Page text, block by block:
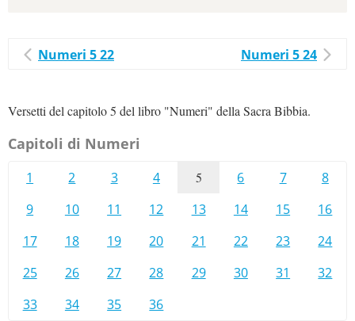
Numeri 5 22 Numeri 5 24
Versetti del capitolo 5 del libro "Numeri" della Sacra Bibbia.
Capitoli di Numeri
1 2 3 4 5 6 7
8
9
10 11 12 13 14 15
16
17
18 19 20 21 22 23
24
25
26 27 28 29 30 31
32
33
34 35 36